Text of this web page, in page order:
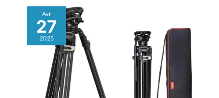
Avr
27
2025